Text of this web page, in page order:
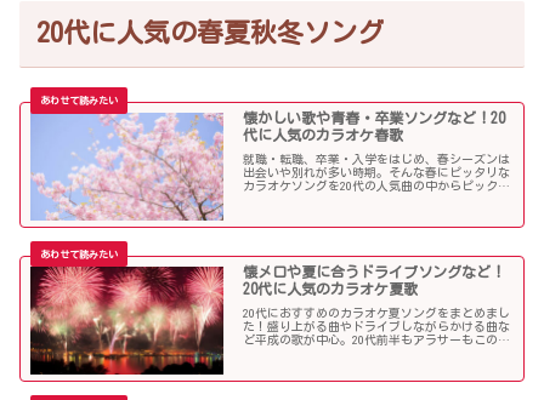
20代に人気の春夏秋冬ソング
懐かしい歌や青春・卒業ソングなど！20
代に人気のカラオケ春歌
就職・転職、卒業・入学をはじめ、春シーズンは
出会いや別れが多い時期。そんな春にピッタリな
カラオケソングを20代の人気曲の中からピックア
懐メロや夏に合うドライブソングなど！
20代に人気のカラオケ夏歌
20代におすすめのカラオケ夏ソングをまとめまし
た！盛り上がる曲やドライブしながらかける曲な
ど平成の歌が中心。20代前半もアラサーもこの曲